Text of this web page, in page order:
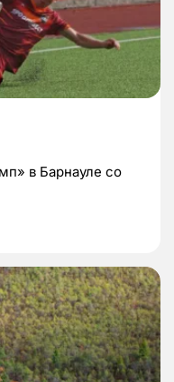
в Барнауле со